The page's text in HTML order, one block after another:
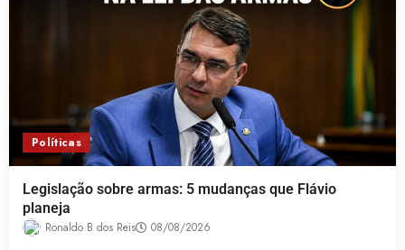
Políticas
Legislação sobre armas: 5 mudanças que Flávio
planeja
Ronaldo B dos Reis 08/08/2026